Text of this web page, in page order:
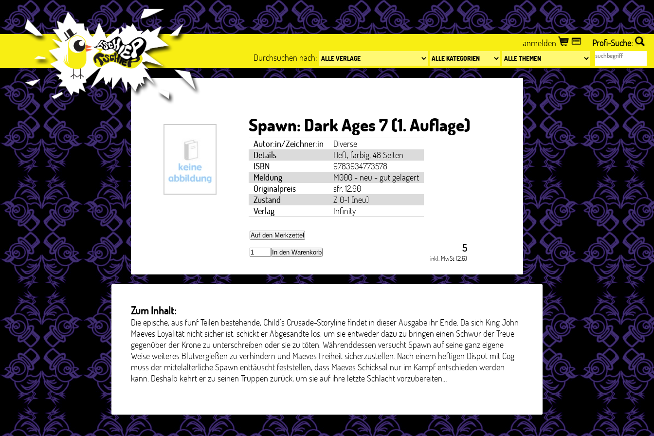
anmelden
Profi-Suche:
Durchsuchen nach:
Spawn: Dark Ages 7 (1. Auflage)
Autor:in/Zeichner:in
Diverse
Details
Heft, farbig, 48 Seiten
ISBN
9783934773578
Meldung
M000 - neu - gut gelagert
Originalpreis
sfr. 12.90
Zustand
Z 0-1 (neu)
Verlag
Infinity
Auf den Merkzettel
In den Warenkorb 5
inkl. MwSt (2.6)
Zum Inhalt:
Die epische, aus fünf Teilen bestehende, Child‘s Crusade-Storyline findet in dieser Ausgabe ihr Ende. Da sich King John
Maeves Loyalität nicht sicher ist, schickt er Abgesandte los, um sie entweder dazu zu bringen einen Schwur der Treue
gegenüber der Krone zu unterschreiben oder sie zu töten. Währenddessen versucht Spawn auf seine ganz eigene
Weise weiteres Blutvergießen zu verhindern und Maeves Freiheit sicherzustellen. Nach einem heftigen Disput mit Cog
muss der mittelalterliche Spawn enttäuscht feststellen, dass Maeves Schicksal nur im Kampf entschieden werden
kann. Deshalb kehrt er zu seinen Truppen zurück, um sie auf ihre letzte Schlacht vorzubereiten…